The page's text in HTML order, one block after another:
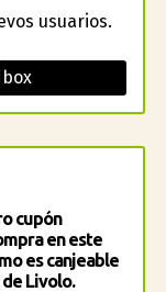
usuarios.
cupón
en este
es canjeable
Livolo.